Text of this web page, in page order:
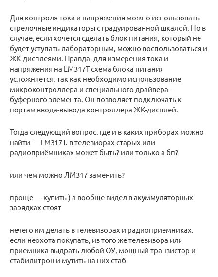
Для контроля тока и напряжения можно использовать
стрелочные индикаторы с градуированной шкалой. Но в
случае, если хочется сделать блок питания, который не
будет уступать лабораторным, можно воспользоваться и
ЖК-дисплеями. Правда, для измерения тока и
напряжения на LM317T схема блока питания
усложняется, так как необходимо использование
микроконтроллера и специального драйвера –
буферного элемента. Он позволяет подключать к
портам ввода-вывода контроллера ЖК-дисплей.
Тогда следующий вопрос. где и в каких приборах можно
найти — LM317T. в телевиорах старых или
радиоприёмниках может быть? или только а бп?
или чем можно ЛМ317 заменить?
проще — купить ) а вообще видел в акуммуляторных
зарядках стоят
нечего им делать в телевизорах и радиоприемниках.
если неохота покупать, из того же телевизора или
приемника выдрать любой ОУ, мощный транзистор и
стабилитрон и мутить на них стаб.